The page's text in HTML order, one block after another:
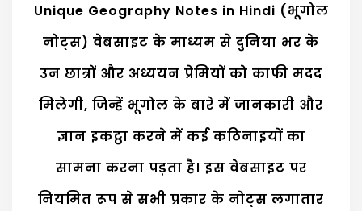
Unique Geography Notes in Hindi (भूगोल
नोट्स) वेबसाइट के माध्यम से दुनिया भर के
उन छात्रों और अध्ययन प्रेमियों को काफी मदद
मिलेगी, जिन्हें भूगोल के बारे में जानकारी और
ज्ञान इकट्ठा करने में कई कठिनाइयों का
सामना करना पड़ता है। इस वेबसाइट पर
नियमित रूप से सभी प्रकार के नोट्स लगातार